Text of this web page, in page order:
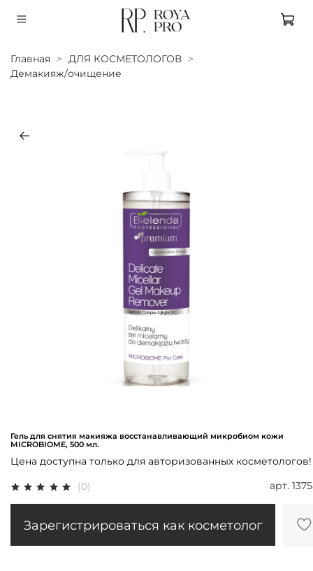
Главная
ДЛЯ КОСМЕТОЛОГОВ
Демакияж/очищение
(0) арт.
Гель для снятия макияжа восстанавливающий микробиом кожи
MICROBIOME, 500 мл.
Цена доступна только для авторизованных косметологов!
Зарегистрироваться как косметолог